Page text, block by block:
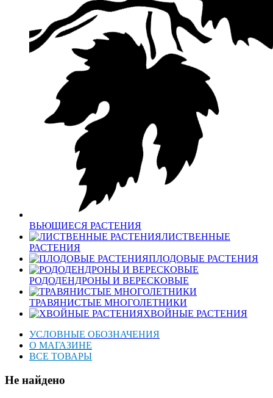
ВЬЮЩИЕСЯ РАСТЕНИЯ
ЛИСТВЕННЫЕ
РАСТЕНИЯ
ПЛОДОВЫЕ РАСТЕНИЯ
РОДОДЕНДРОНЫ И ВЕРЕСКОВЫЕ
ТРАВЯНИСТЫЕ МНОГОЛЕТНИКИ
ХВОЙНЫЕ РАСТЕНИЯ
УСЛОВНЫЕ ОБОЗНАЧЕНИЯ
О МАГАЗИНЕ
ВСЕ ТОВАРЫ
Не найдено